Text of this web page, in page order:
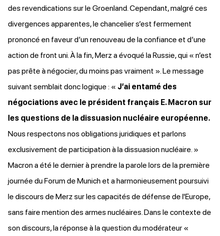
des revendications sur le Groenland. Cependant, malgré ces
divergences apparentes, le chancelier s’est fermement
prononcé en faveur d’un renouveau de la confiance et d’une
action de front uni. À la fin, Merz a évoqué la Russie, qui « n’est
pas prête à négocier, du moins pas vraiment ». Le message
suivant semblait donc logique : « J’ai entamé des
négociations avec le président français E. Macron sur
les questions de la dissuasion nucléaire européenne.
Nous respectons nos obligations juridiques et parlons
exclusivement de participation à la dissuasion nucléaire. »
Macron a été le dernier àprendre la parole lors de la première
journée du Forum de Munich et a harmonieusement poursuivi
le discours de Merz sur les capacités de défense de l'Europe,
sans faire mention des armes nucléaires. Dans le contexte de
son discours, la réponse à la question du modérateur «